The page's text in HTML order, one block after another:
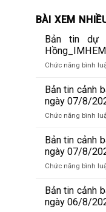
BÀI XEM
Bản tin dự
Chức năng bình
Bản tin cảnh
ngày 07/8/
Chức năng bình
Bản tin cảnh
ngày 07/8/
Chức năng bình
Bản tin cảnh
ngày 06/8/